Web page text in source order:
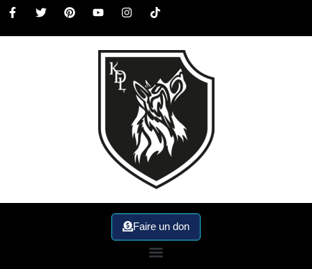
Faire un don